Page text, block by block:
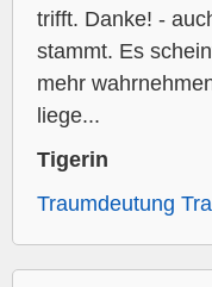
trifft. Danke! -
stammt. Es
mehr
liege...
Tigerin
Traumdeutung